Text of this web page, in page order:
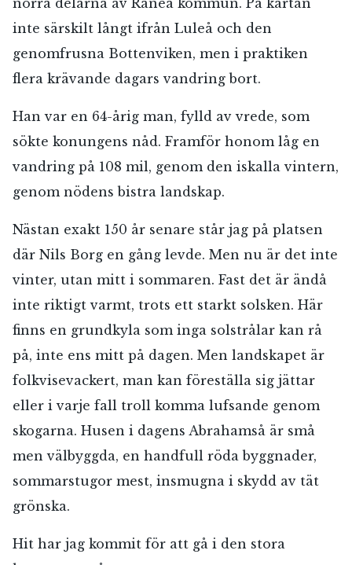
inte särskilt långt ifrån Luleå och den
genomfrusna Bottenviken, men i praktiken
flera krävande dagars vandring bort.
Han var en 64-årig man, fylld av vrede, som
sökte konungens nåd. Framför honom låg en
vandring på 108 mil, genom den iskalla vintern,
genom nödens bistra landskap.
Nästan exakt 150 år senare står jag på platsen
där Nils Borg en gång levde. Men nu är det inte
vinter, utan mitt i sommaren. Fast det är ändå
inte riktigt varmt, trots ett starkt solsken. Här
finns en grundkyla som inga solstrålar kan rå
på, inte ens mitt på dagen. Men landskapet är
folkvisevackert, man kan föreställa sig jättar
eller i varje fall troll komma lufsande genom
skogarna. Husen i dagens Abrahamså är små
men välbyggda, en handfull röda byggnader,
sommarstugor mest, insmugna i skydd av tät
grönska.
Hit har jag kommit för att gå i den stora